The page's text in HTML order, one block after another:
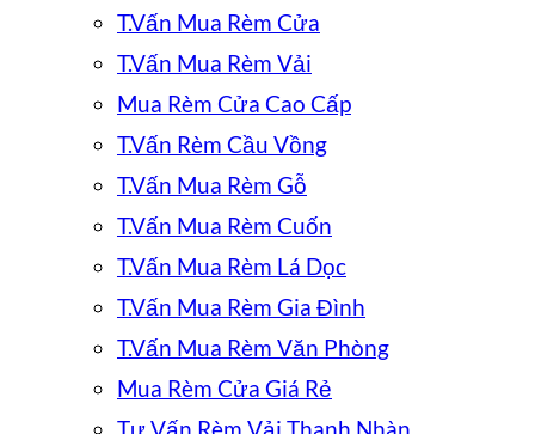
T.Vấn Mua Rèm Cửa
T.Vấn Mua Rèm Vải
Mua Rèm Cửa Cao Cấp
T.Vấn Rèm Cầu Vồng
T.Vấn Mua Rèm Gỗ
T.Vấn Mua Rèm Cuốn
T.Vấn Mua Rèm Lá Dọc
T.Vấn Mua Rèm Gia Đình
T.Vấn Mua Rèm Văn Phòng
Mua Rèm Cửa Giá Rẻ
Tư Vấn Rèm Vải Thanh Nhàn